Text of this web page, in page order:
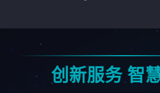
创新服务 智